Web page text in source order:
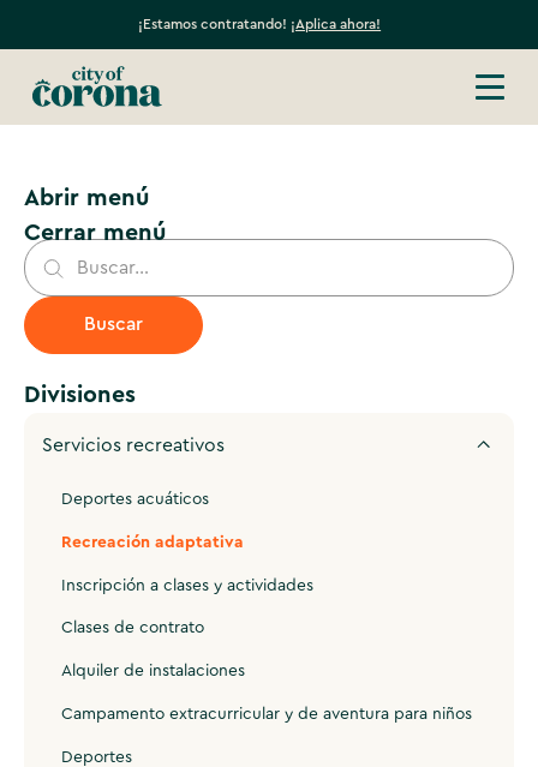
¡Estamos contratando! ¡Aplica ahora!
Abrir menú
Cerrar menú
Divisiones
Servicios recreativos
Deportes acuáticos
Recreación adaptativa
Inscripción a clases y actividades
Clases de contrato
Alquiler de instalaciones
Campamento extracurricular y de aventura para niños
Deportes